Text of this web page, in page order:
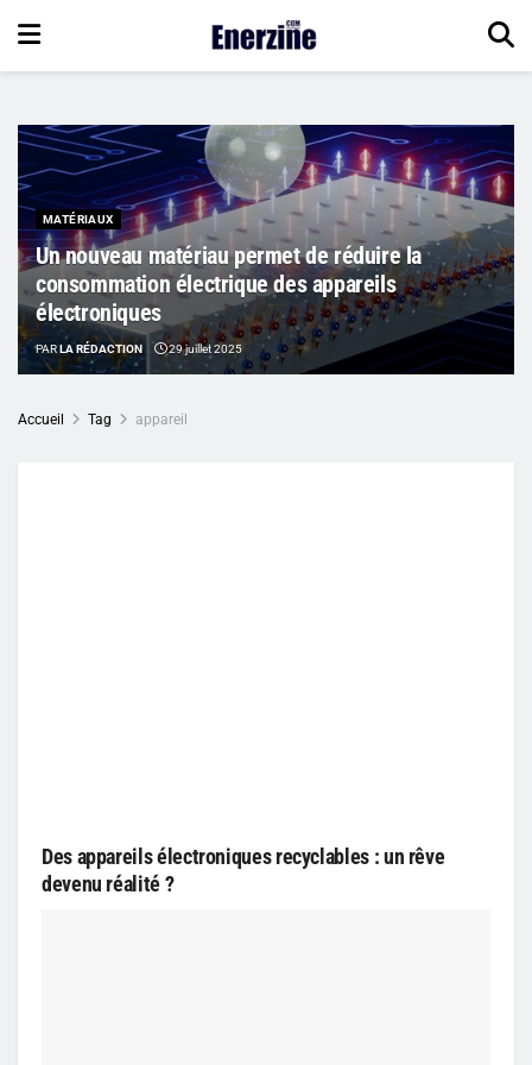
MATÉRIAUX
Un nouveau matériau permet de réduire la
consommation électrique des appareils
électroniques
PARLA RÉDACTION 29 juillet 2025
Accueil Tag appareil
Des appareils électroniques recyclables : un rêve
devenu réalité ?